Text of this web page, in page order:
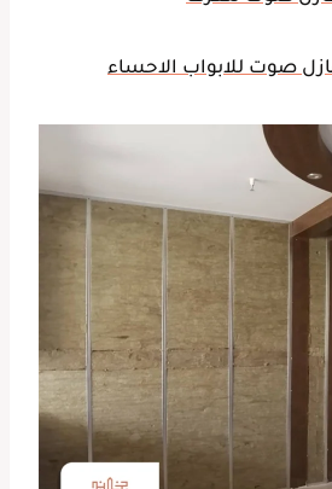
صوت للابواب الاحساء